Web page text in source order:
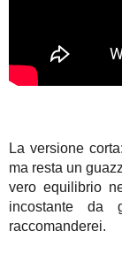
La versione
ma resta un
vero equilibrio
incostante da
raccomanderei.